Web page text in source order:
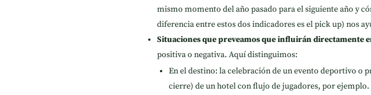
mismo momento del año pasado para el siguiente año y
diferencia entre estos dos indicadores es el pick up) nos
Situaciones que preveamos que influirán directamente
positiva o negativa. Aquí distinguimos:
En el destino: la celebración de un evento deportivo o
cierre) de un hotel con flujo de jugadores, por ejemplo.